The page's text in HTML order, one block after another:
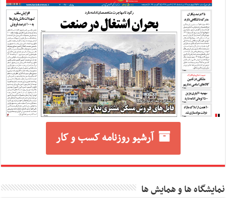
آرشیو روزنامه کسب و کار
نمایشگاه ها و همایش ها